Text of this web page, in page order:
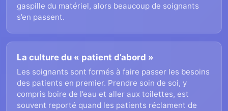
gaspille du matériel, alors beaucoup de soignants
s’en passent.
La culture du « patient d’abord »
Les soignants sont formés à faire passer les besoins
des patients en premier. Prendre soin de soi, y
compris boire de l’eau et aller aux toilettes, est
souvent reporté quand les patients réclament de